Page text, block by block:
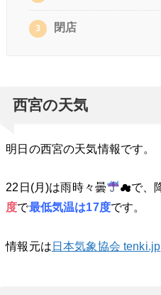
3 閉店
西宮の天気
明日の西宮の天気情報です。
22日(月)は雨時々曇 ☁で、
度で最低気温は17度です。
情報元は日本気象協会 tenki.jp